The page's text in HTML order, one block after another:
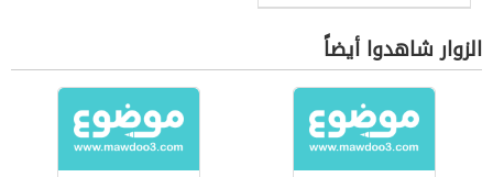
الزوار شاهدوا أيضاً